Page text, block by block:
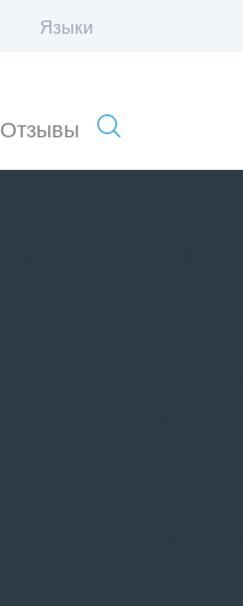
Языки
Отзывы